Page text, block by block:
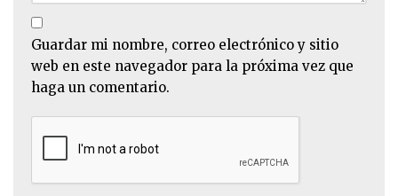
Guardar mi nombre, correo electrónico y sitio
web en este navegador para la próxima vez que
haga un comentario.